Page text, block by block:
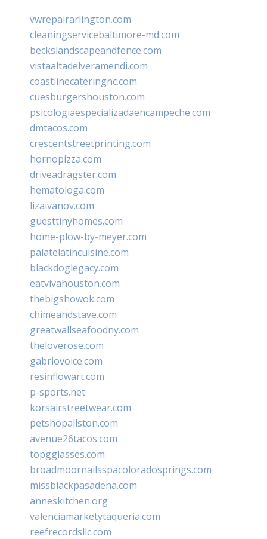
vwrepairarlington.com
cleaningservicebaltimore-md.com
beckslandscapeandfence.com
vistaaltadelveramendi.com
coastlinecateringnc.com
cuesburgershouston.com
psicologiaespecializadaencampeche.com
dmtacos.com
crescentstreetprinting.com
hornopizza.com
driveadragster.com
hematologa.com
lizaivanov.com
guesttinyhomes.com
home-plow-by-meyer.com
palatelatincuisine.com
blackdoglegacy.com
eatvivahouston.com
thebigshowok.com
chimeandstave.com
greatwallseafoodny.com
theloverose.com
gabriovoice.com
resinflowart.com
p-sports.net
korsairstreetwear.com
petshopallston.com
avenue26tacos.com
topgglasses.com
broadmoornailsspacoloradosprings.com
missblackpasadena.com
anneskitchen.org
valenciamarketytaqueria.com
reefrecordsllc.com